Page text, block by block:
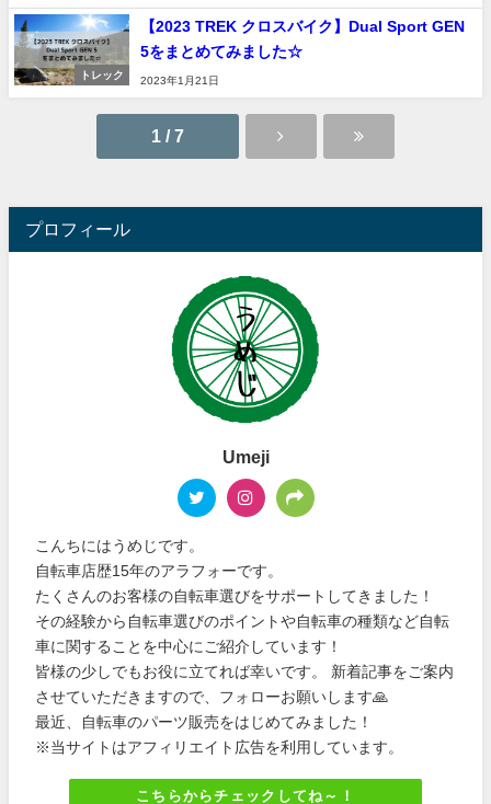
トレック
【2023 TREK クロスバイク】Dual Sport GEN
5をまとめてみました☆
2023年1月21日
1 / 7
プロフィール
Umeji
こんちにはうめじです。
自転車店歴15年のアラフォーです。
たくさんのお客様の自転車選びをサポートしてきました！
その経験から自転車選びのポイントや自転車の種類など自転
車に関することを中心にご紹介しています！
皆様の少しでもお役に立てれば幸いです。 新着記事をご案内
させていただきますので、フォローお願いします🙏
最近、自転車のパーツ販売をはじめてみました！
※当サイトはアフィリエイト広告を利用しています。
こちらからチェックしてね～！